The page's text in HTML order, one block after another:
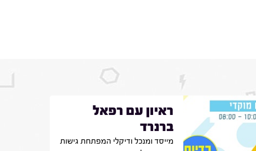
ראיון עם רפאל
ברנרד
מייסד ומנכל ודיקלי המפתחת גישות